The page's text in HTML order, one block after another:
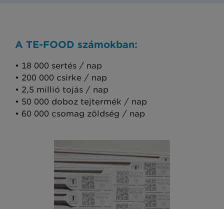
A TE-FOOD számokban:
• 18 000 sertés / nap
• 200 000 csirke / nap
• 2,5 millió tojás / nap
• 50 000 doboz tejtermék / nap
• 60 000 csomag zöldség / nap